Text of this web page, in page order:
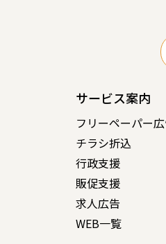
索:
サービス案内
フリーペーパー
チラシ折込
行政支援
販促支援
求人広告
WEB一覧